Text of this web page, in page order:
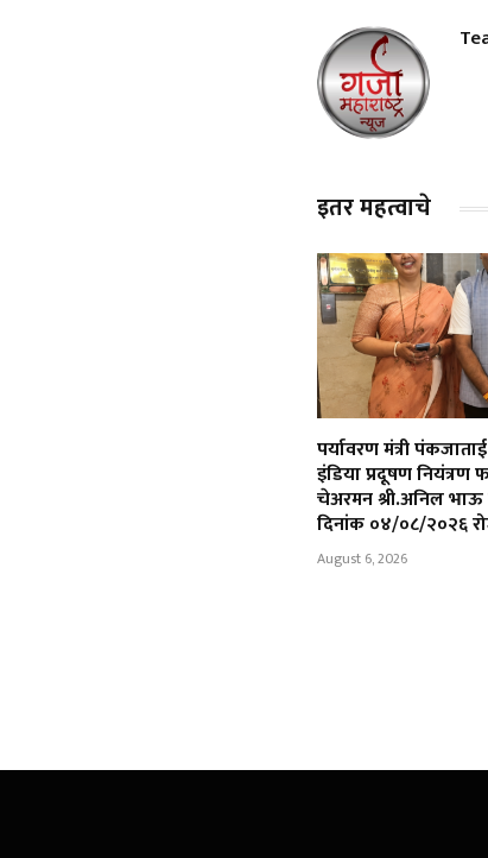
इतर महत्वाचे
पर्यावरण मंत्री
इंडिया प्रदूषण
चेअरमन श्री.अनिल भाऊ
दिनांक ०४/०८/२०२६
August 6, 2026